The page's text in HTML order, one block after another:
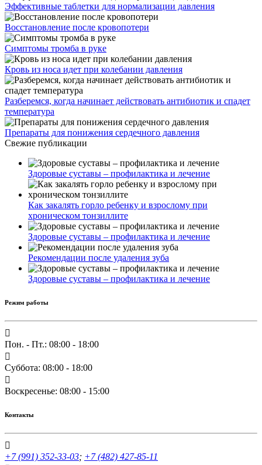
Эффективные таблетки для нормализации давления
Восстановление после кровопотери
Симптомы тромба в руке
Кровь из носа идет при колебании давления
Разберемся, когда начинает действовать антибиотик и спадет
температура
Препараты для понижения сердечного давления
Свежие публикации
Здоровые суставы – профилактика и лечение
Как закалять горло ребенку и взрослому при
хроническом тонзиллите
Здоровые суставы – профилактика и лечение
Рекомендации после удаления зуба
Здоровые суставы – профилактика и лечение
Режим работы
Пон. - Пт.: 08:00 - 18:00
Суббота: 08:00 - 18:00
Воскресенье: 08:00 - 15:00
Контакты
+7 (991) 352-33-03; +7 (482) 427-85-11